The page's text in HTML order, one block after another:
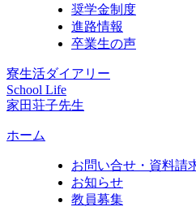
奨学金制度
進路情報
卒業生の声
寮生活ダイアリー
School Life
家田荘子先生
ホーム
お問い合せ・資料請
お知らせ
教員募集